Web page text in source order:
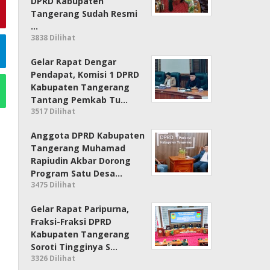
Tangerang Sudah Resmi
…
3838 Dilihat
Gelar Rapat Dengar
Pendapat, Komisi 1 DPRD
Kabupaten Tangerang
Tantang Pemkab Tu…
3517 Dilihat
Anggota DPRD Kabupaten
Tangerang Muhamad
Rapiudin Akbar Dorong
Program Satu Desa…
3475 Dilihat
Gelar Rapat Paripurna,
Fraksi-Fraksi DPRD
Kabupaten Tangerang
Soroti Tingginya S…
3326 Dilihat